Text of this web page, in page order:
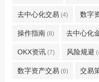
去中心化交易 (4) 数字
操作指南 (8) 去中心化
OKX资讯 (7) 风险规避
数字资产交易 (6) 交易